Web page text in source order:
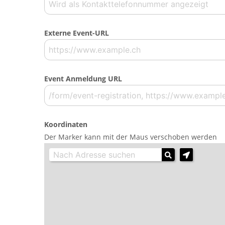
Externe Event-URL
Event Anmeldung URL
Koordinaten
Der Marker kann mit der Maus verschoben werden